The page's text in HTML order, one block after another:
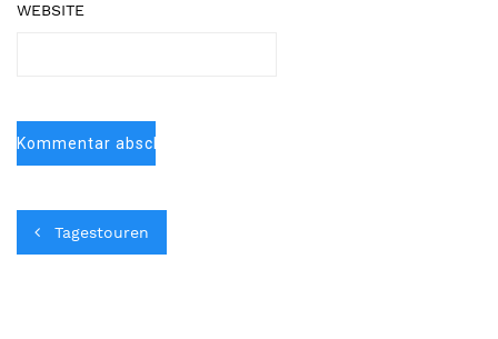
WEBSITE
Tagestouren